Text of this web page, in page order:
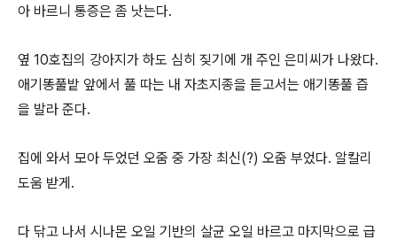
아 바르니 통증은 좀 낫는다.
옆 10호집의 강아지가 하도 심히 짖기에 개 주인 은미씨가 나왔다.
애기똥풀밭 앞에서 풀 따는 내 자초지종을 듣고서는 애기똥풀 즙
을 발라 준다.
집에 와서 모아 두었던 오줌 중 가장 최신(?) 오줌 부었다. 알칼리
도움 받게.
다 닦고 나서 시나몬 오일 기반의 살균 오일 바르고 마지막으로 급